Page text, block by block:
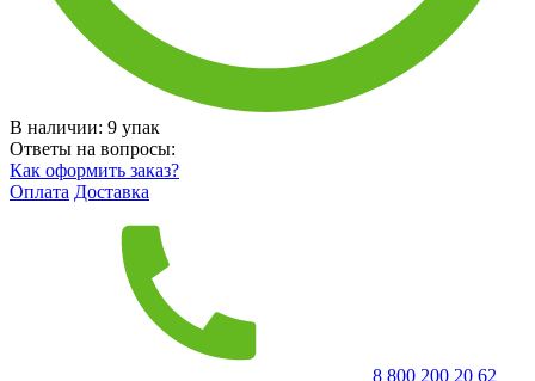
В наличии: 9 упак
Ответы на вопросы:
Как оформить заказ?
Оплата Доставка
8 800 200 20 62